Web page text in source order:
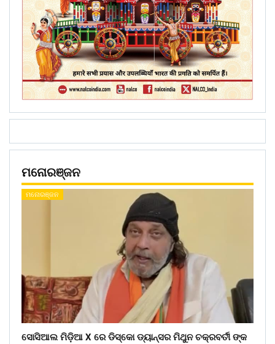
ମନୋରଞ୍ଜନ
ମନୋରଞ୍ଜନ
ସୋସିଆଲ ମିଡ଼ିଆ X ରେ ଡିସ୍କୋ ଡ୍ୟାନ୍ସର ମିଥୁନ ଚକ୍ରବର୍ତୀ ଙ୍କ